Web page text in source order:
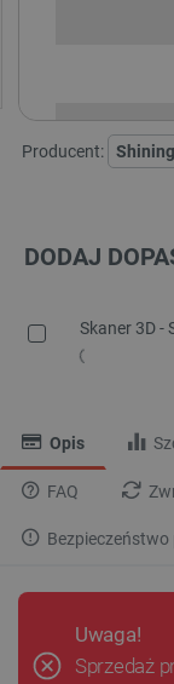
Producent:
DODAJ
Skaner 3D -
Opis
FAQ
Uwaga!
Sprzedaż